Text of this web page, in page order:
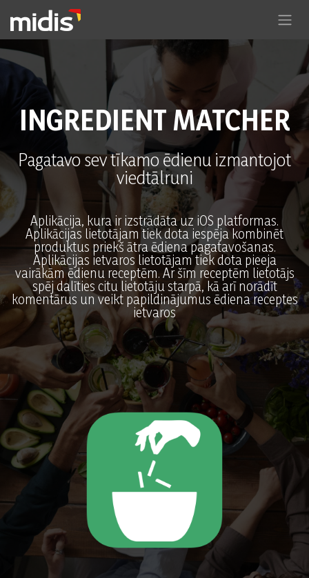
Pāriet pie satura
INGREDIENT MATCHER
Pagatavo sev tīkamo ēdienu izmantojot
viedtālruni
Aplikācija, kura ir izstrādāta uz iOS platformas.
Aplikācijas lietotājam tiek dota iespēja kombinēt
produktus priekš ātra ēdiena pagatavošanas.
Aplikācijas ietvaros lietotājam tiek dota pieeja
vairākām ēdienu receptēm. Ar šīm receptēm lietotājs
spēj dalīties citu lietotāju starpā, kā arī norādīt
komentārus un veikt papildinājumus ēdiena receptes
ietvaros